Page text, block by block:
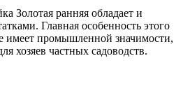
Золотая ранняя обладает и
Главная особенность этого
имеет промышленной значимости,
хозяев частных садоводств.